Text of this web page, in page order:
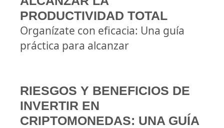
PRODUCTIVIDAD TOTAL
Organízate con eficacia: Una guía
práctica para alcanzar
RIESGOS Y BENEFICIOS DE
INVERTIR EN
CRIPTOMONEDAS: UNA GUÍA